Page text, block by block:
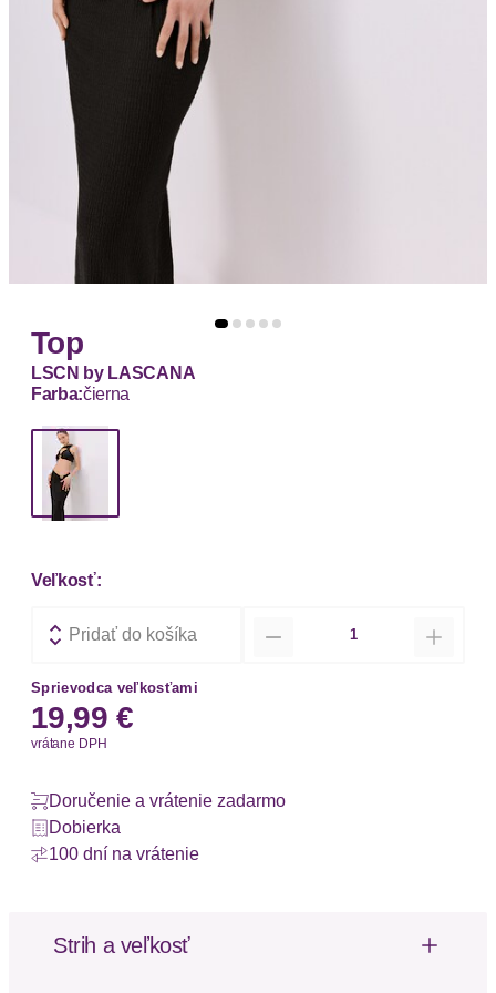
Top
LSCN by LASCANA
Farba:čierna
Veľkosť:
Pridať do košíka
Sprievodca veľkosťami
19,99 €
vrátane DPH
Doručenie a vrátenie zadarmo
Dobierka
100 dní na vrátenie
Strih a veľkosť